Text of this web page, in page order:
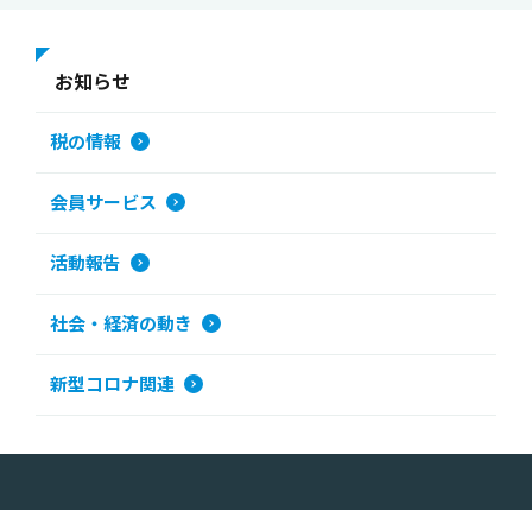
お知らせ
税の情報
会員サービス
活動報告
社会・経済の動き
新型コロナ関連